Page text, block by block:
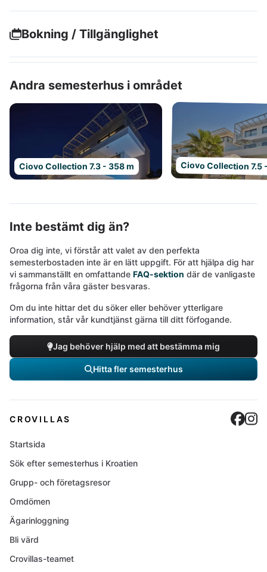
Bokning / Tillgänglighet
Andra semesterhus i området
Ciovo Collection 7.3 - 358 m Ciovo Collection 7.5
Inte bestämt dig än?
Oroa dig inte, vi förstår att valet av den perfekta
semesterbostaden inte är en lätt uppgift. För att hjälpa dig har
vi sammanställt en omfattande FAQ-sektion där de vanligaste
frågorna från våra gäster besvaras.
Om du inte hittar det du söker eller behöver ytterligare
information, står vår kundtjänst gärna till ditt förfogande.
Jag behöver hjälp med att bestämma mig
Hitta fler semesterhus
CROVILLAS
Startsida
Sök efter semesterhus i Kroatien
Grupp- och företagsresor
Omdömen
Ägarinloggning
Bli värd
Crovillas-teamet